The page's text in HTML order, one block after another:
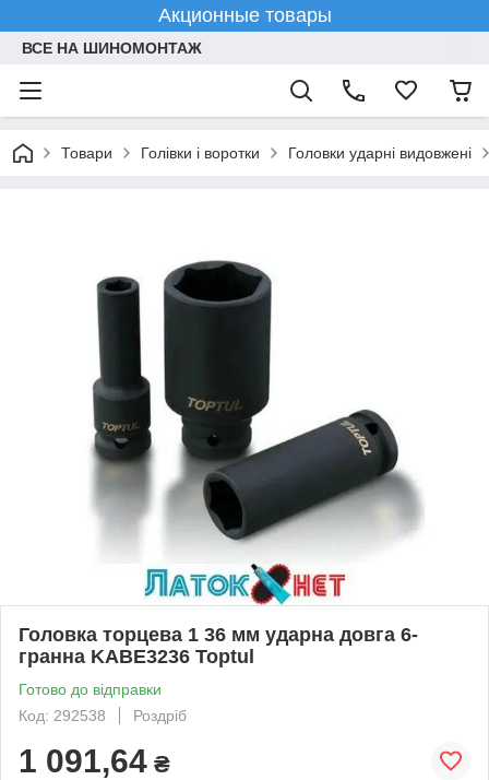
Акционные товары
ВСЕ НА ШИНОМОНТАЖ
Товари Голівки і воротки Головки ударні видовжені
Головка торцева 1 36 мм ударна довга 6-
гранна KABE3236 Toptul
Готово до відправки
Код: 292538
Роздріб
1 091,64 ₴